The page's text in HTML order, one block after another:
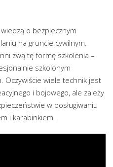
o bezpiecznym
na gruncie cywilnym.
zwą tę formę szkolenia –
szkolonym
Oczywiście wiele technik jest
i bojowego, ale zależy
w posługiwaniu
i karabinkiem.